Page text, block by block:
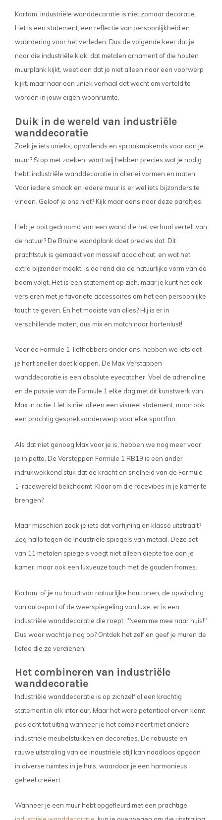
Kortom, industriële wanddecoratie is niet zomaar decoratie.
Het is een statement, een reflectie van persoonlijkheid en
waardering voor het verleden. Dus de volgende keer dat je
naar die industriële klok, dat metalen ornament of die houten
muurplank kijkt, weet dan dat je niet alleen naar een voorwerp
kijkt, maar naar een uniek verhaal dat wacht om verteld te
worden in jouw eigen woonruimte.
Duik in de wereld van industriële
wanddecoratie
Zoek je iets unieks, opvallends en spraakmakends voor aan je
muur? Stop met zoeken, want wij hebben precies wat je nodig
hebt: industriële wanddecoratie in allerlei vormen en maten.
Voor iedere smaak en iedere muur is er wel iets bijzonders te
vinden. Geloof je ons niet? Kijk maar eens naar deze pareltjes:
Heb je ooit gedroomd van een wand die het verhaal vertelt van
de natuur? De Bruine wandplank doet precies dat. Dit
prachtstuk is gemaakt van massief acaciahout, en wat het
extra bijzonder maakt, is de rand die de natuurlijke vorm van de
boom volgt. Het is een statement op zich, maar je kunt het ook
versieren met je favoriete accessoires om het een persoonlijke
touch te geven. En het mooiste van alles? Hij is er in
verschillende maten, dus mix en match naar hartenlust!
Voor de Formule 1-liefhebbers onder ons, hebben we iets dat
je hart sneller doet kloppen. De Max Verstappen
wanddecoratie is een absolute eyecatcher. Voel de adrenaline
en de passie van de Formule 1 elke dag met dit kunstwerk van
Max in actie. Het is niet alleen een visueel statement, maar ook
een prachtig gespreksonderwerp voor elke sportfan.
Als dat niet genoeg Max voor je is, hebben we nog meer voor
je in petto. De Verstappen Formule 1 RB19 is een ander
indrukwekkend stuk dat de kracht en snelheid van de Formule
1-racewereld belichaamt. Klaar om die racevibes in je kamer te
brengen?
Maar misschien zoek je iets dat verfijning en klasse uitstraalt?
Zeg hallo tegen de Industriële spiegels van metaal. Deze set
van 11 metalen spiegels voegt niet alleen diepte toe aan je
kamer, maar ook een luxueuze touch met de gouden frames.
Kortom, of je nu houdt van natuurlijke houttonen, de opwinding
van autosport of de weerspiegeling van luxe, er is een
industriële wanddecoratie die roept: "Neem me mee naar huis!"
Dus waar wacht je nog op? Ontdek het zelf en geef je muren de
liefde die ze verdienen!
Het combineren van industriële
wanddecoratie
Industriële wanddecoratie is op zichzelf al een krachtig
statement in elk interieur. Maar het ware potentieel ervan komt
pas echt tot uiting wanneer je het combineert met andere
industriële meubelstukken en decoraties. De robuuste en
rauwe uitstraling van de industriële stijl kan naadloos opgaan
in diverse ruimtes in je huis, waardoor je een harmonieus
geheel creëert.
Wanneer je een muur hebt opgefleurd met een prachtige